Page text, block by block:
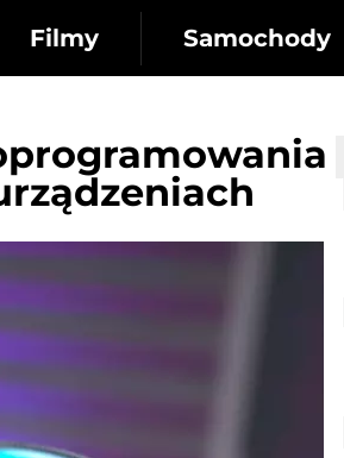
Filmy Samochody